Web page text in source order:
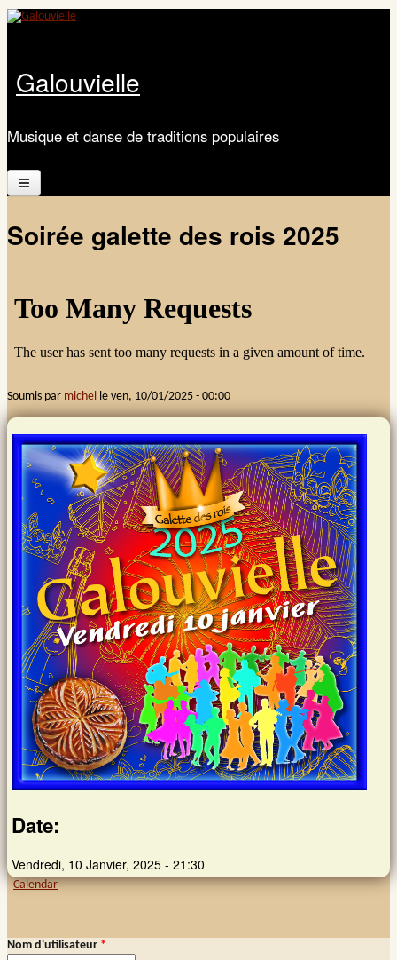
Aller au contenu principal
Galouvielle
Musique et danse de traditions populaires
Calendrier
Les ateliers
Documents
Images et musiques
Liens
Contacts
Connexion
Rechercher
Soirée galette des rois 2025
Soumis par michel le ven, 10/01/2025 - 00:00
Date:
Vendredi, 10 Janvier, 2025 - 21:30
Calendar
Nom d'utilisateur *